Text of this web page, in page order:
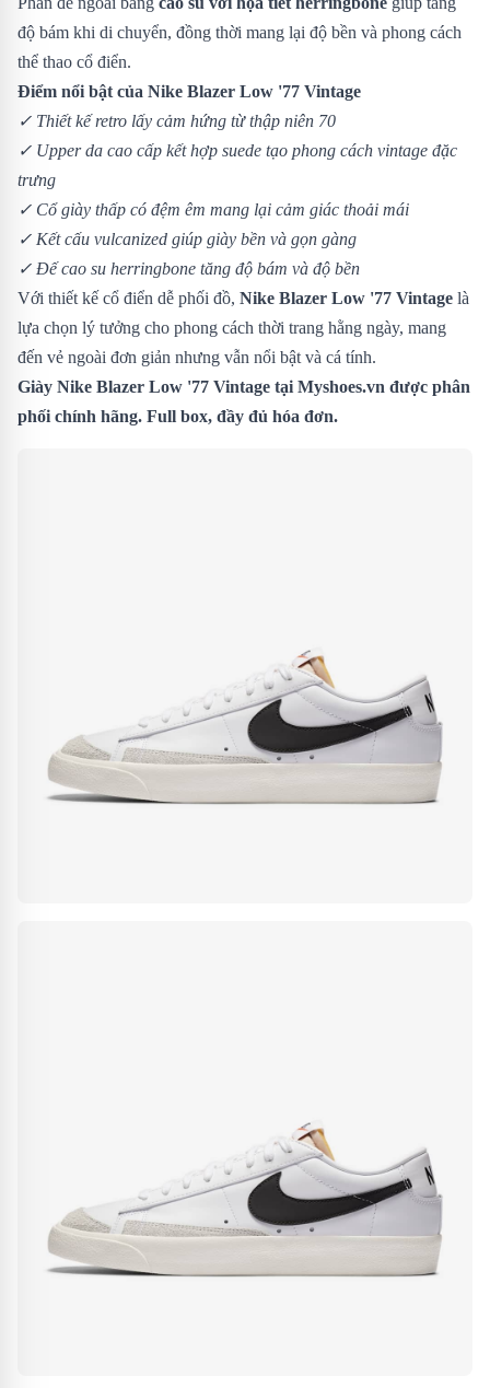
độ bám khi di chuyển, đồng thời mang lại độ bền và phong cách
thể thao cổ điển.
Điểm nổi bật của Nike Blazer Low '77 Vintage
✓ Thiết kế retro lấy cảm hứng từ thập niên 70
✓ Upper da cao cấp kết hợp suede tạo phong cách vintage đặc
trưng
✓ Cổ giày thấp có đệm êm mang lại cảm giác thoải mái
✓ Kết cấu vulcanized giúp giày bền và gọn gàng
✓ Đế cao su herringbone tăng độ bám và độ bền
Với thiết kế cổ điển dễ phối đồ, Nike Blazer Low '77 Vintage là
lựa chọn lý tưởng cho phong cách thời trang hằng ngày, mang
đến vẻ ngoài đơn giản nhưng vẫn nổi bật và cá tính.
Giày Nike Blazer Low '77 Vintage tại Myshoes.vn được phân
phối chính hãng. Full box, đầy đủ hóa đơn.